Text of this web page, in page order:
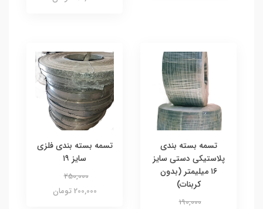
تسمه بسته بندی
پلاستیکی دستی سایز
۱۶ میلیمتر (بدون
کربنات)
190,000
تسمه بسته بندی فلزی
سایز ۱۹
250,000
200,000 تومان